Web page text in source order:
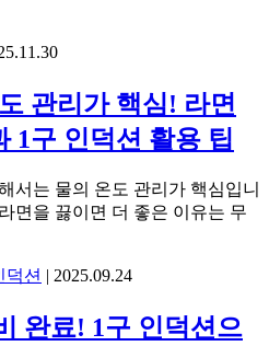
관리가 핵심! 라면
1구 인덕션 활용 팁
서는 물의 온도 관리가 핵심입니
면을 끓이면 더 좋은 이유는 무
덕션 | 2025.09.24
완료! 1구 인덕션으